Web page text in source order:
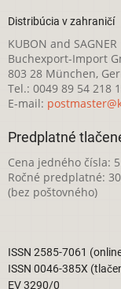
Distribúcia v zahraničí
KUBON and SAGNER
Buchexport-Import
803 28 München,
Tel.: 0049 89 54 218
E-mail:
Predplatné
Cena jedného čísla:
Ročné predplatné:
(bez poštovného)
ISSN 2585-7061
ISSN 0046-385X
EV 3290/0